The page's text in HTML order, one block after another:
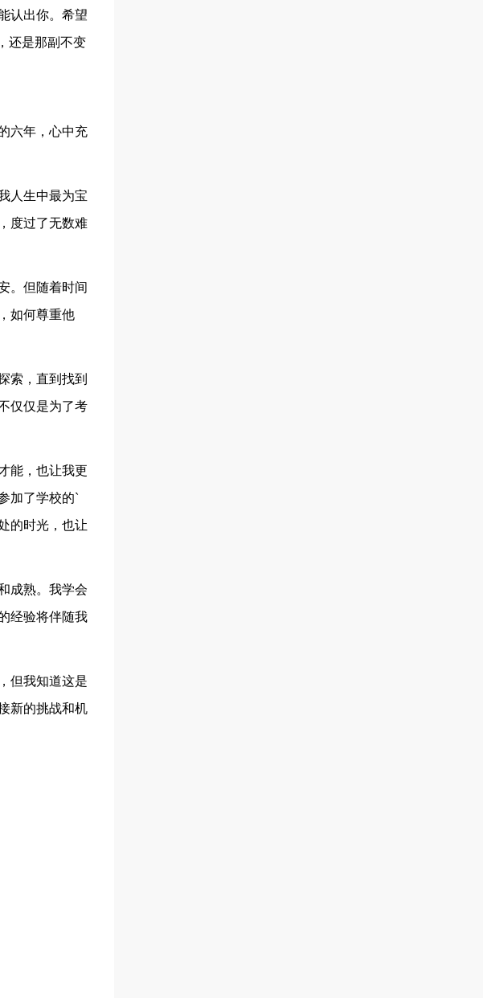
认出你。希望
还是那副不变
六年，心中充
人生中最为宝
度过了无数难
。但随着时间
如何尊重他
索，直到找到
仅仅是为了考
能，也让我更
加了学校的`
的时光，也让
成熟。我学会
经验将伴随我
但我知道这是
新的挑战和机